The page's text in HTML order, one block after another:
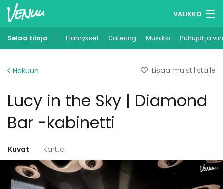
VALIKKO
Muistilistasi
Ilmoita kohteesi
Selaa tiloja Elämykset Catering Musiikki Puhujat ja
Hakuun Lisää muistilistalle
Lucy in the Sky | Diamond
Bar -kabinetti
Kuvat Kartta